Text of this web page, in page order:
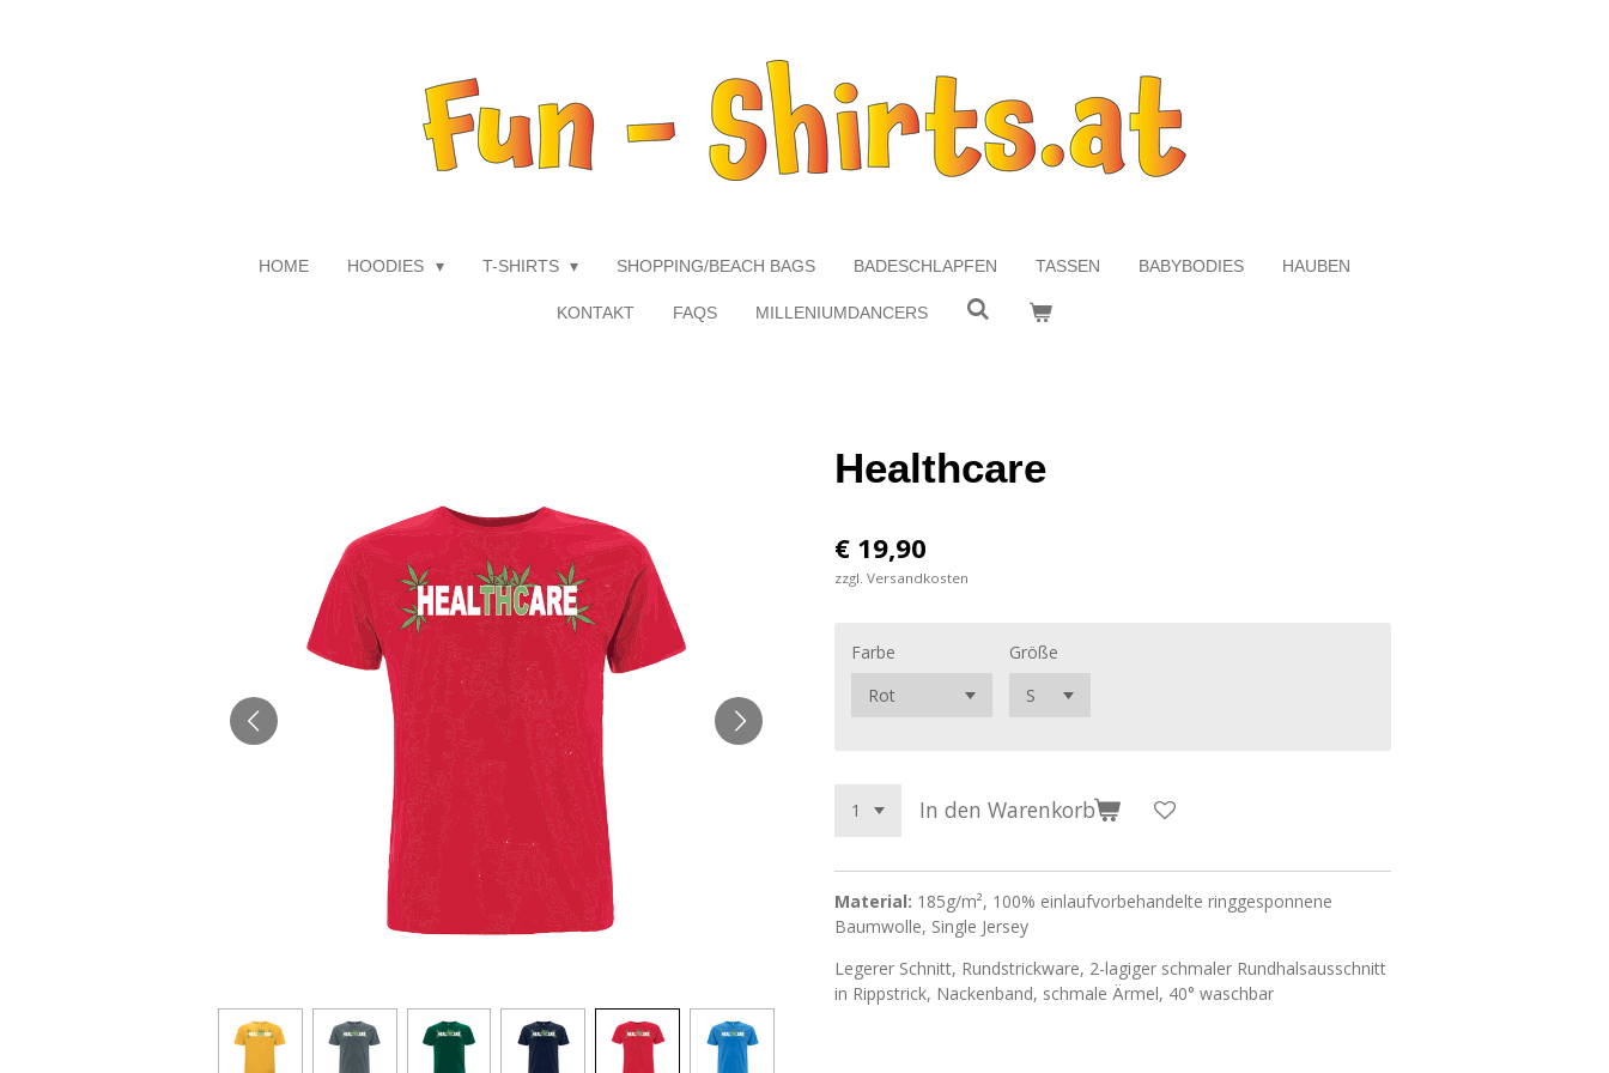
HOME HOODIES T-SHIRTS SHOPPING/BEACH BAGS BADESCHLAPFEN TASSEN BABYBODIES HAUBEN
KONTAKT FAQS MILLENIUMDANCERS
Healthcare
€ 19,90
zzgl. Versandkosten
Farbe Größe
In den Warenkorb
Material: 185g/m², 100% einlaufvorbehandelte ringgesponnene
Baumwolle, Single Jersey
Legerer Schnitt, Rundstrickware, 2-lagiger schmaler Rundhalsausschnitt
in Rippstrick, Nackenband, schmale Ärmel, 40° waschbar